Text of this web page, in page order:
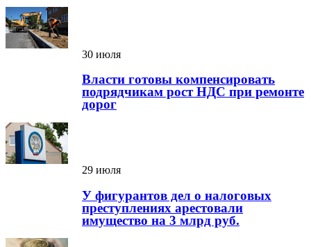
30 июля
Власти готовы компенсировать
подрядчикам рост НДС при ремонте
дорог
29 июля
У фигурантов дел о налоговых
преступлениях арестовали
имущество на 3 млрд руб.